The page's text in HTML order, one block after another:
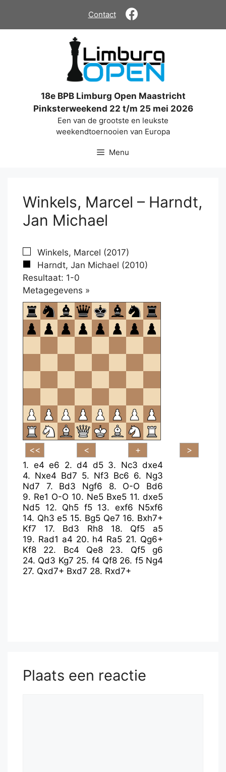
de
Contact
18e BPB Limburg Open Maastricht
Pinksterweekend 22 t/m 25 mei 2026
Een van de grootste en leukste
weekendtoernooien van Europa
Menu
Winkels, Marcel – Harndt,
Jan Michael
Winkels, Marcel (2017)
Harndt, Jan Michael (2010)
Resultaat: 1-0
Metagegevens »
om
te
openen.
1. e4 e6 2. d4 d5 3. Nc3 dxe4
4. Nxe4 Bd7 5. Nf3 Bc6 6. Ng3
Nd7
7. Bd3 Ngf6 8. O-O
Bd6
9. Re1 O-O 10. Ne5 Bxe5 11. dxe5
Nd5 12. Qh5 f5 13. exf6 N5xf6
14. Qh3 e5 15. Bg5 Qe7 16. Bxh7+
Kf7
17. Bd3 Rh8 18. Qf5
a5
19. Rad1 a4 20. h4 Ra5 21. Qg6+
Kf8
22. Bc4 Qe8 23. Qf5
g6
24. Qd3 Kg7 25. f4 Qf8 26. f5 Ng4
27. Qxd7+ Bxd7 28. Rxd7+
Plaats een reactie